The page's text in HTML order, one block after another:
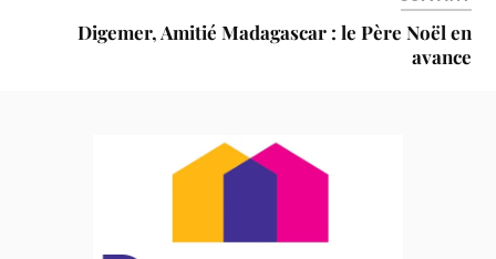
Digemer, Amitié Madagascar : le Père Noël en
avance